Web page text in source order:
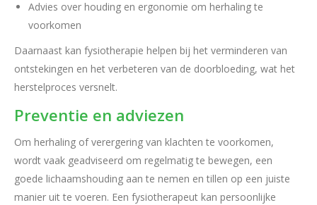
Advies over houding en ergonomie om herhaling te
voorkomen
Daarnaast kan fysiotherapie helpen bij het verminderen van
ontstekingen en het verbeteren van de doorbloeding, wat het
herstelproces versnelt.
Preventie en adviezen
Om herhaling of verergering van klachten te voorkomen,
wordt vaak geadviseerd om regelmatig te bewegen, een
goede lichaamshouding aan te nemen en tillen op een juiste
manier uit te voeren. Een fysiotherapeut kan persoonlijke